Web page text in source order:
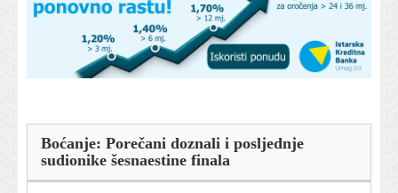
Boćanje: Porečani doznali i posljednje
sudionike šesnaestine finala